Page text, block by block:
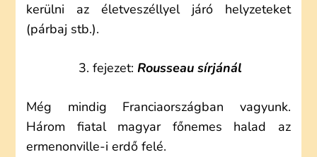
kerülni az életveszéllyel járó helyzeteket
(párbaj stb.).
fejezet: Rousseau sírjánál
Még mindig Franciaországban vagyunk.
Három fiatal magyar főnemes halad az
ermenonville-i erdő felé.